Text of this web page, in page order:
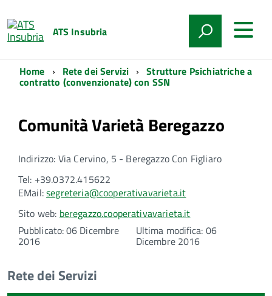
ATS Insubria
Home Rete dei Servizi Strutture Psichiatriche a
contratto (convenzionate) con SSN
Comunità Varietà Beregazzo
Indirizzo: Via Cervino, 5 - Beregazzo Con Figliaro
Tel: +39.0372.415622
EMail:segreteria@cooperativavarieta.it
Sito web: beregazzo.cooperativavarieta.it
Pubblicato: 06 Dicembre
2016
Ultima modifica: 06
Dicembre 2016
Rete dei Servizi